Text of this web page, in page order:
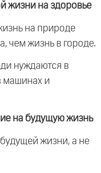
жизни на здоровье
на природе
чем жизнь в городе.
нуждаются в
машинах и
на будущую жизнь
жизни, а не